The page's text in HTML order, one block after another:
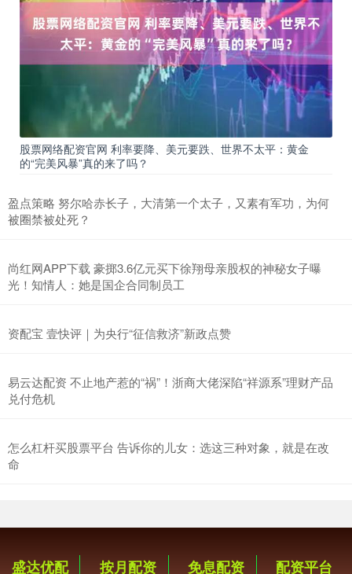
股票网络配资官网 利率要降、美元要跌、世界不太平：黄金
的“完美风暴”真的来了吗？
盈点策略 努尔哈赤长子，大清第一个太子，又素有军功，为何
被圈禁被处死？
尚红网APP下载 豪掷3.6亿元买下徐翔母亲股权的神秘女子曝
光！知情人：她是国企合同制员工
资配宝 壹快评｜为央行“征信救济”新政点赞
易云达配资 不止地产惹的“祸”！浙商大佬深陷“祥源系”理财产品
兑付危机
怎么杠杆买股票平台 告诉你的儿女：选这三种对象，就是在改
命
盛达优配 按月配资 免息配资 配资平台